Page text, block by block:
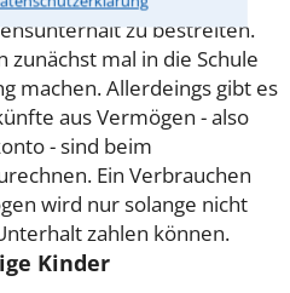
zu bestreiten.
mal in die Schule
machen. Allerdeings gibt es
aus Vermögen - also
- sind beim
Ein Verbrauchen
wird nur solange nicht
zahlen können.
Kinder